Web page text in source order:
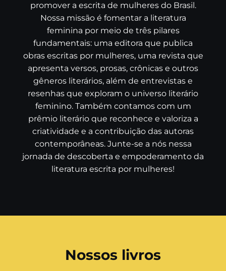
promover a escrita de mulheres do Brasil.
Nossa missão é fomentar a literatura
feminina por meio de três pilares
fundamentais: uma editora que publica
obras escritas por mulheres, uma revista que
apresenta versos, prosas, crônicas e outros
gêneros literários, além de entrevistas e
resenhas que exploram o universo literário
feminino. Também contamos com um
prêmio literário que reconhece e valoriza a
criatividade e a contribuição das autoras
contemporâneas. Junte-se a nós nessa
jornada de descoberta e empoderamento da
literatura escrita por mulheres!
Nossos livros